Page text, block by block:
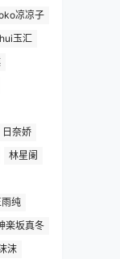
凉凉子
玉汇
日奈娇
林星阑
纯
楽坂真冬
沫